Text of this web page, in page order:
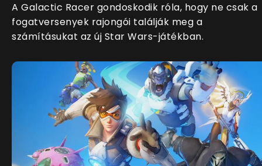
A Galactic Racer gondoskodik róla, hogy ne csak a
fogatversenyek rajongói találják meg a
számításukat az új Star Wars-játékban.